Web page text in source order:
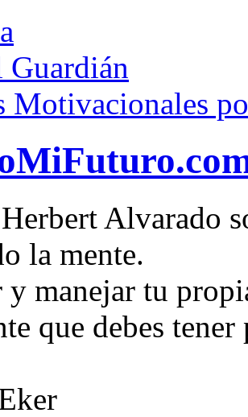
Guardián
Motivacionales
Alvarado
la mente.
y manejar tu
que debes